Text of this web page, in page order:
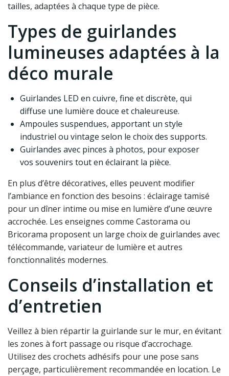
tailles, adaptées à chaque type de pièce.
Types de guirlandes
lumineuses adaptées à la
déco murale
Guirlandes LED en cuivre, fine et discrète, qui
diffuse une lumière douce et chaleureuse.
Ampoules suspendues, apportant un style
industriel ou vintage selon le choix des supports.
Guirlandes avec pinces à photos, pour exposer
vos souvenirs tout en éclairant la pièce.
En plus d’être décoratives, elles peuvent modifier
l’ambiance en fonction des besoins : éclairage tamisé
pour un dîner intime ou mise en lumière d’une œuvre
accrochée. Les enseignes comme Castorama ou
Bricorama proposent un large choix de guirlandes avec
télécommande, variateur de lumière et autres
fonctionnalités modernes.
Conseils d’installation et
d’entretien
Veillez à bien répartir la guirlande sur le mur, en évitant
les zones à fort passage ou risque d’accrochage.
Utilisez des crochets adhésifs pour une pose sans
perçage, particulièrement recommandée en location. Le